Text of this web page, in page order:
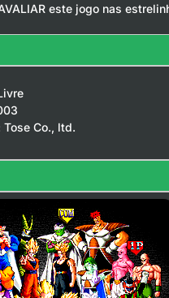
este jogo nas
Co., ltd.